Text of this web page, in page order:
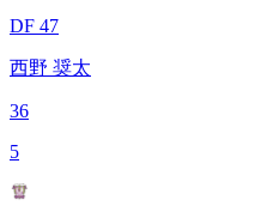
DF 47
西野 奨太
36
5